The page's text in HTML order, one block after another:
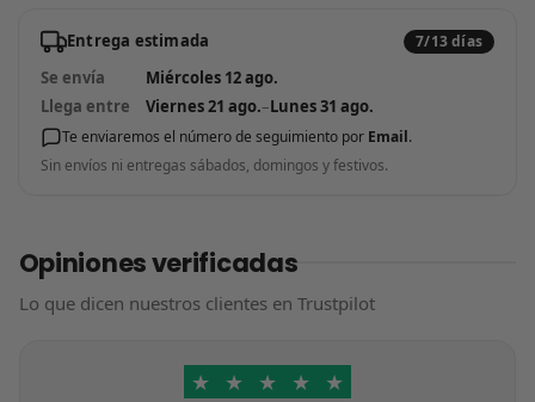
Entrega estimada 7/13 días
Se envía
Miércoles 12 ago.
Llega entre
Viernes 21 ago.–Lunes 31 ago.
Te enviaremos el número de seguimiento por Email.
Sin envíos ni entregas sábados, domingos y festivos.
Opiniones verificadas
Lo que dicen nuestros clientes en Trustpilot
★ ★ ★ ★ ★